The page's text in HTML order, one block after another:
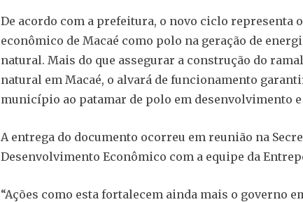
De acordo com a prefeitura, o novo ciclo representa
econômico de Macaé como polo na geração de
natural. Mais do que assegurar a construção do
natural em Macaé, o alvará de funcionamento
município ao patamar de polo em desenvolvimento e
A entrega do documento ocorreu em reunião na
Desenvolvimento Econômico com a equipe da
“Ações como esta fortalecem ainda mais o governo